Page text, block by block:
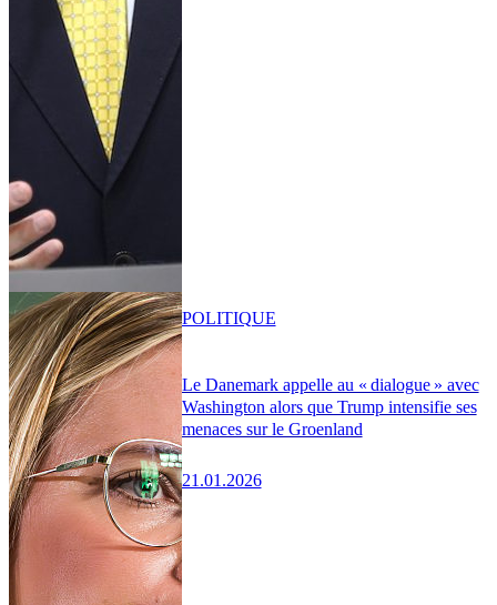
Le Danemark appelle au « dialogue » avec
Washington alors que Trump intensifie ses
menaces sur le Groenland
21.01.2026
POLITIQUE